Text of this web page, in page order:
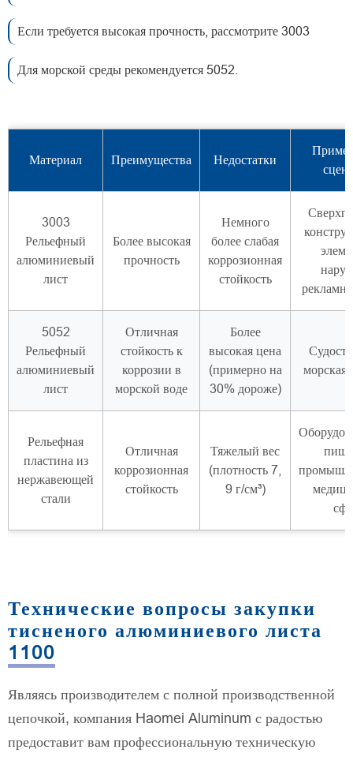
Если требуется высокая прочность, рассмотрите 3003
Для морской среды рекомендуется 5052.
Материал Преимущества Недостатки
3003
Рельефный
алюминиевый
лист
Более высокая
прочность
Немного
более слабая
коррозионная
стойкость
5052
Рельефный
алюминиевый
лист
Отличная
стойкость к
коррозии в
морской воде
Более
высокая цена
(примерно на
30% дороже)
морская
Рельефная
пластина из
нержавеющей
стали
Отличная
коррозионная
стойкость
Тяжелый вес
(плотность 7,
9 г/см³)
Технические вопросы закупки
тисненого алюминиевого листа
1100
Являясь производителем с полной производственной
цепочкой, компания Haomei Aluminum с радостью
предоставит вам профессиональную техническую